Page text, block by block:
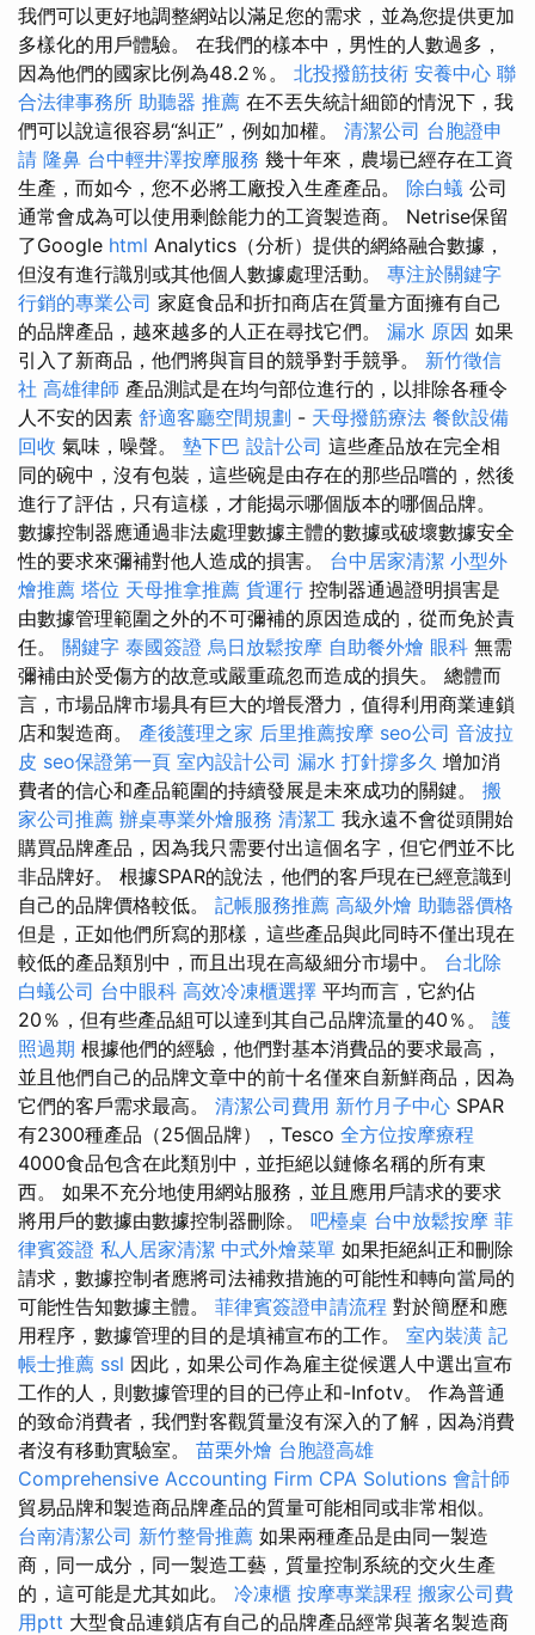
我們可以更好地調整網站以滿足您的需求，並為您提供更加
多樣化的用戶體驗。 在我們的樣本中，男性的人數過多，
因為他們的國家比例為48.2％。 北投撥筋技術 安養中心 聯
合法律事務所 助聽器 推薦 在不丟失統計細節的情況下，我
們可以說這很容易“糾正”，例如加權。 清潔公司 台胞證申
請 隆鼻 台中輕井澤按摩服務 幾十年來，農場已經存在工資
生產，而如今，您不必將工廠投入生產產品。 除白蟻 公司
通常會成為可以使用剩餘能力的工資製造商。 Netrise保留
了Google html Analytics（分析）提供的網絡融合數據，
但沒有進行識別或其他個人數據處理活動。 專注於關鍵字
行銷的專業公司 家庭食品和折扣商店在質量方面擁有自己
的品牌產品，越來越多的人正在尋找它們。 漏水 原因 如果
引入了新商品，他們將與盲目的競爭對手競爭。 新竹徵信
社 高雄律師 產品測試是在均勻部位進行的，以排除各種令
人不安的因素 舒適客廳空間規劃 - 天母撥筋療法 餐飲設備
回收 氣味，噪聲。 墊下巴 設計公司 這些產品放在完全相
同的碗中，沒有包裝，這些碗是由存在的那些品嚐的，然後
進行了評估，只有這樣，才能揭示哪個版本的哪個品牌。
數據控制器應通過非法處理數據主體的數據或破壞數據安全
性的要求來彌補對他人造成的損害。 台中居家清潔 小型外
燴推薦 塔位 天母推拿推薦 貨運行 控制器通過證明損害是
由數據管理範圍之外的不可彌補的原因造成的，從而免於責
任。 關鍵字 泰國簽證 烏日放鬆按摩 自助餐外燴 眼科 無需
彌補由於受傷方的故意或嚴重疏忽而造成的損失。 總體而
言，市場品牌市場具有巨大的增長潛力，值得利用商業連鎖
店和製造商。 產後護理之家 后里推薦按摩 seo公司 音波拉
皮 seo保證第一頁 室內設計公司 漏水 打針撐多久 增加消
費者的信心和產品範圍的持續發展是未來成功的關鍵。 搬
家公司推薦 辦桌專業外燴服務 清潔工 我永遠不會從頭開始
購買品牌產品，因為我只需要付出這個名字，但它們並不比
非品牌好。 根據SPAR的說法，他們的客戶現在已經意識到
自己的品牌價格較低。 記帳服務推薦 高級外燴 助聽器價格
但是，正如他們所寫的那樣，這些產品與此同時不僅出現在
較低的產品類別中，而且出現在高級細分市場中。 台北除
白蟻公司 台中眼科 高效冷凍櫃選擇 平均而言，它約佔
20％，但有些產品組可以達到其自己品牌流量的40％。 護
照過期 根據他們的經驗，他們對基本消費品的要求最高，
並且他們自己的品牌文章中的前十名僅來自新鮮商品，因為
它們的客戶需求最高。 清潔公司費用 新竹月子中心 SPAR
有2300種產品（25個品牌），Tesco 全方位按摩療程
4000食品包含在此類別中，並拒絕以鏈條名稱的所有東
西。 如果不充分地使用網站服務，並且應用戶請求的要求
將用戶的數據由數據控制器刪除。 吧檯桌 台中放鬆按摩 菲
律賓簽證 私人居家清潔 中式外燴菜單 如果拒絕糾正和刪除
請求，數據控制者應將司法補救措施的可能性和轉向當局的
可能性告知數據主體。 菲律賓簽證申請流程 對於簡歷和應
用程序，數據管理的目的是填補宣布的工作。 室內裝潢 記
帳士推薦 ssl 因此，如果公司作為雇主從候選人中選出宣布
工作的人，則數據管理的目的已停止和-Infotv。 作為普通
的致命消費者，我們對客觀質量沒有深入的了解，因為消費
者沒有移動實驗室。 苗栗外燴 台胞證高雄
Comprehensive Accounting Firm CPA Solutions 會計師
貿易品牌和製造商品牌產品的質量可能相同或非常相似。
台南清潔公司 新竹整骨推薦 如果兩種產品是由同一製造
商，同一成分，同一製造工藝，質量控制系統的交火生產
的，這可能是尤其如此。 冷凍櫃 按摩專業課程 搬家公司費
用ptt 大型食品連鎖店有自己的品牌產品經常與著名製造商